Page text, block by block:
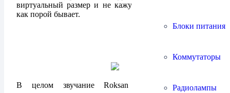
Блоки питания
Коммутаторы
Радиолампы
виртуальный размер и не кажутся преувеличенными,
как порой бывает.
В целом звучание Roksan Caspian достаточно